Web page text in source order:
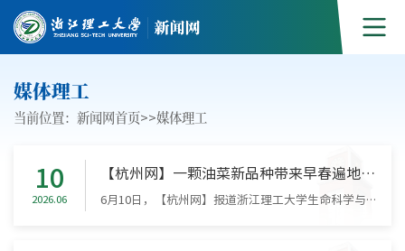
媒体理工
当前位置： 新闻网首页>>媒体理工
10
2026.06
【杭州网】一颗油菜新品种带来早春遍地金 杭州科技特派员“解锁”农田增收新密码
6月10日，【杭州网】报道浙江理工大学生命科学与医药学院教授、杭州市科技特派员许玲团队在早熟油菜新品种选育、破解稻油轮作难题及促进农户增收等方面取得的卓越成效。原文如下：一颗油菜新品种带来早春遍地金 杭州科技特派员“解锁”农田增收新密码三月的衢州龙游，46万亩油菜花提前绽放、遍地鎏金。这般盛景，并非得益于特殊气候，而是源于一颗优质种子的革新——浙江理工大学许玲教授团队培育的早熟油菜新品种“钱江661”。...